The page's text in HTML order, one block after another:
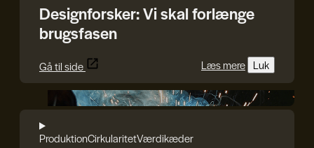
Designforsker: Vi skal forlænge
brugsfasen
Gå til side Læs mere Luk
ProduktionCirkularitetVærdikæder